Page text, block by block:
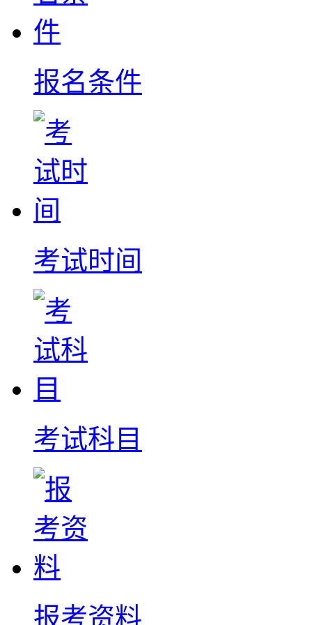
报名条件
考试时间
考试科目
报考资料